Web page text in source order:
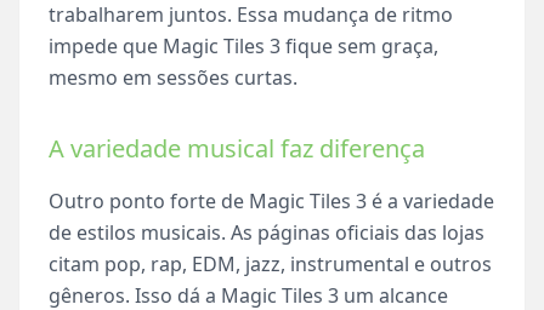
trabalharem juntos. Essa mudança de ritmo
impede que Magic Tiles 3 fique sem graça,
mesmo em sessões curtas.
A variedade musical faz diferença
Outro ponto forte de Magic Tiles 3 é a variedade
de estilos musicais. As páginas oficiais das lojas
citam pop, rap, EDM, jazz, instrumental e outros
gêneros. Isso dá a Magic Tiles 3 um alcance